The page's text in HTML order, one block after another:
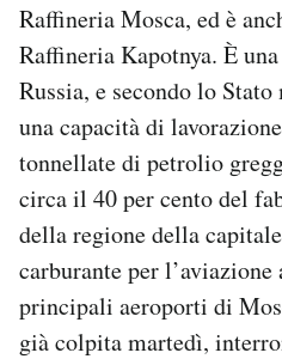
Raffineria Mosca, ed è
Raffineria Kapotnya. È
Russia, e secondo lo
una capacità di
tonnellate di petrolio
circa il 40 per cento del
della regione della
carburante per
principali aeroporti di
già colpita martedì,